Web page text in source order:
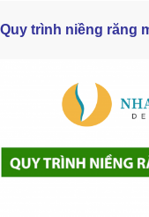
Quy trình niềng răng